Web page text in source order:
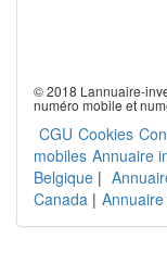
© 2018 Lannuaire-
numéro mobile et
CGU Cookies
mobiles Annuaire
Belgique |
Canada |